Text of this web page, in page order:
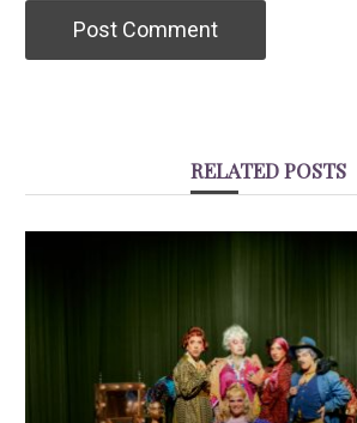
RELATED POSTS